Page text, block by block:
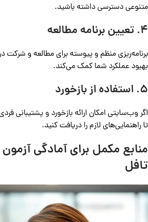
متنوعی دسترسی داشته باشید.
4. تعیین برنامه مطالعه
برنامه‌ریزی منظم و پیوسته برای مطالعه و شرکت
بهبود عملکرد شما کمک می‌کند.
5. استفاده از بازخورد
اگر وب‌سایتی امکان ارائه بازخورد و پشتیبانی فردی
تا راهنمایی‌های لازم را دریافت کنید.
منابع مکمل برای آمادگی
تافل